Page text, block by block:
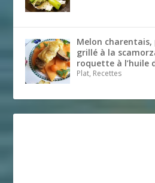
Melon
grillé à la
roquette à l’huile
Plat, Recettes